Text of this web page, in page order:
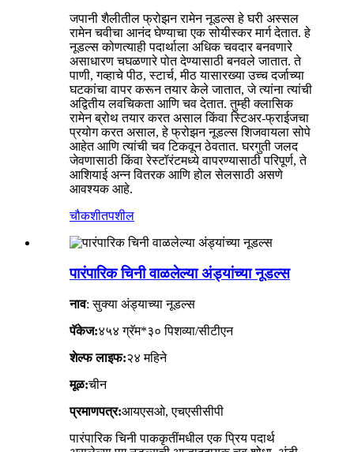
जपानी शैलीतील फ्रोझन रामेन नूडल्स हे घरी अस्सल
रामेन चवीचा आनंद घेण्याचा एक सोयीस्कर मार्ग देतात. हे
नूडल्स कोणत्याही पदार्थाला अधिक चवदार बनवणारे
असाधारण चघळणारे पोत देण्यासाठी बनवले जातात. ते
पाणी, गव्हाचे पीठ, स्टार्च, मीठ यासारख्या उच्च दर्जाच्या
घटकांचा वापर करून तयार केले जातात, जे त्यांना त्यांची
अद्वितीय लवचिकता आणि चव देतात. तुम्ही क्लासिक
रामेन ब्रोथ तयार करत असाल किंवा स्टिअर-फ्राईजचा
प्रयोग करत असाल, हे फ्रोझन नूडल्स शिजवायला सोपे
आहेत आणि त्यांची चव टिकवून ठेवतात. घरगुती जलद
जेवणासाठी किंवा रेस्टॉरंटमध्ये वापरण्यासाठी परिपूर्ण, ते
आशियाई अन्न वितरक आणि होल सेलसाठी असणे
आवश्यक आहे.
चौकशीतपशील
पारंपारिक चिनी वाळलेल्या अंड्यांच्या नूडल्स
नाव: सुक्या अंड्याच्या नूडल्स
पॅकेज:४५४ ग्रॅम*३० पिशव्या/सीटीएन
शेल्फ लाइफ:२४ महिने
मूळ:चीन
प्रमाणपत्र:आयएसओ, एचएसीसीपी
पारंपारिक चिनी पाककृतींमधील एक प्रिय पदार्थ